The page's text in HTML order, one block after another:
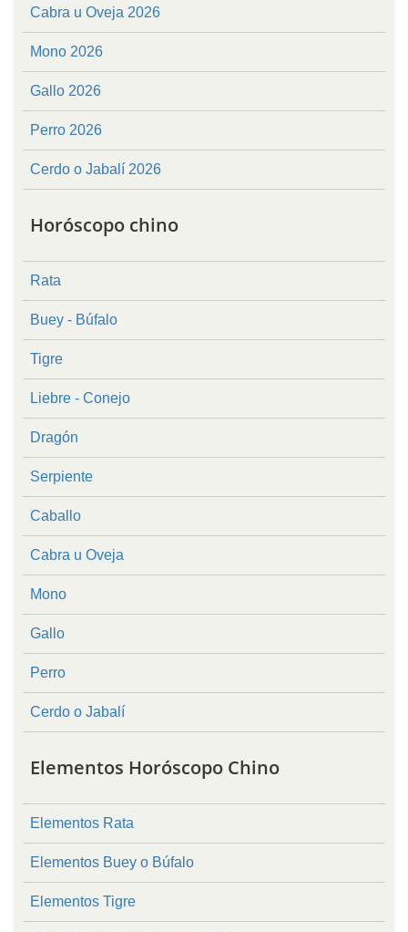
Cabra u Oveja 2026
Mono 2026
Gallo 2026
Perro 2026
Cerdo o Jabalí 2026
Horóscopo chino
Rata
Buey - Búfalo
Tigre
Liebre - Conejo
Dragón
Serpiente
Caballo
Cabra u Oveja
Mono
Gallo
Perro
Cerdo o Jabalí
Elementos Horóscopo Chino
Elementos Rata
Elementos Buey o Búfalo
Elementos Tigre